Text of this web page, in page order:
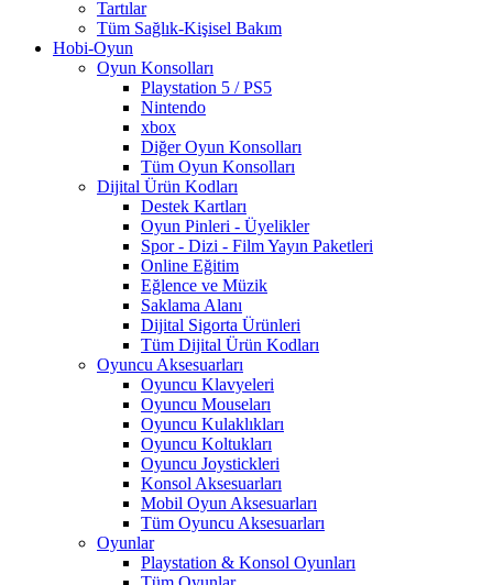
Tartılar
Tüm Sağlık-Kişisel Bakım
Hobi-Oyun
Oyun Konsolları
Playstation 5 / PS5
Nintendo
xbox
Diğer Oyun Konsolları
Tüm Oyun Konsolları
Dijital Ürün Kodları
Destek Kartları
Oyun Pinleri - Üyelikler
Spor - Dizi - Film Yayın Paketleri
Online Eğitim
Eğlence ve Müzik
Saklama Alanı
Dijital Sigorta Ürünleri
Tüm Dijital Ürün Kodları
Oyuncu Aksesuarları
Oyuncu Klavyeleri
Oyuncu Mouseları
Oyuncu Kulaklıkları
Oyuncu Koltukları
Oyuncu Joystickleri
Konsol Aksesuarları
Mobil Oyun Aksesuarları
Tüm Oyuncu Aksesuarları
Oyunlar
Playstation & Konsol Oyunları